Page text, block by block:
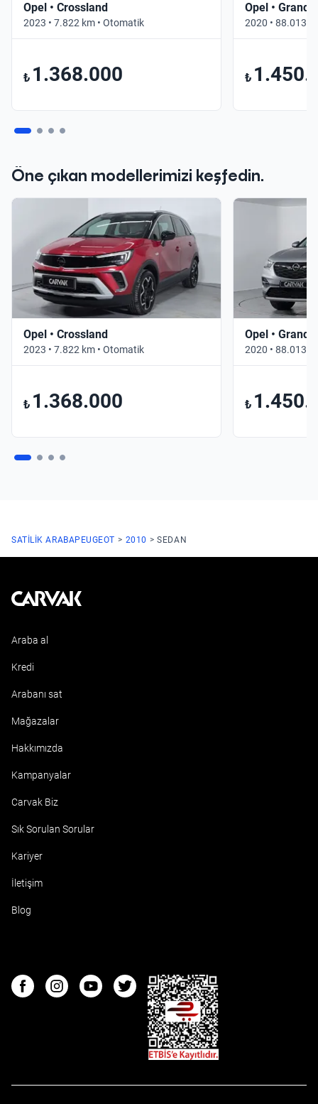
Opel • Crossland
2023 • 7.822 km • Otomatik
₺ 1.368.000
Opel •
2020 • 88.013
₺
Öne çıkan modellerimizi keşfedin.
Opel • Crossland
2023 • 7.822 km • Otomatik
₺ 1.368.000
Opel •
2020 • 88.013
₺
SATILIK ARABAPEUGEOT 2010 SEDAN
Kavak
Araba al
Kredi
Arabanı sat
Mağazalar
Hakkımızda
Kampanyalar
Carvak Biz
Sık Sorulan Sorular
Kariyer
İletişim
Blog
FacebookInstagramYoutubeTwitter
ETBIS